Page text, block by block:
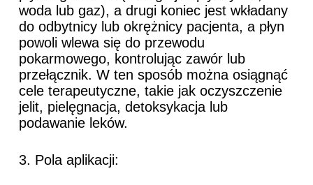
woda lub gaz), a drugi koniec jest wkładany
do odbytnicy lub okrężnicy pacjenta, a płyn
powoli wlewa się do przewodu
pokarmowego, kontrolując zawór lub
przełącznik. W ten sposób można osiągnąć
cele terapeutyczne, takie jak oczyszczenie
jelit, pielęgnacja, detoksykacja lub
podawanie leków.
3. Pola aplikacji: